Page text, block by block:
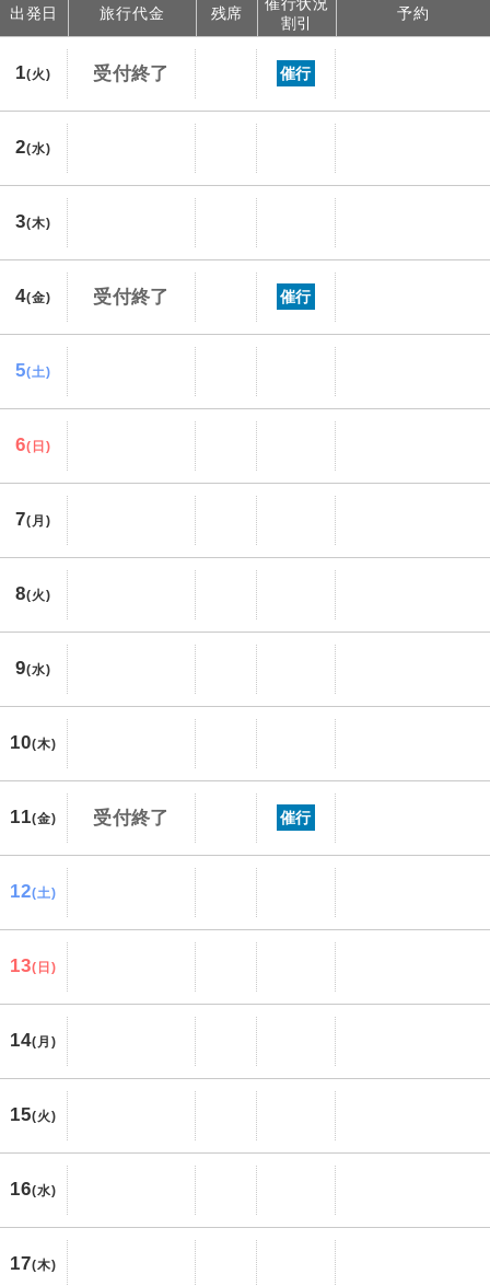
出発日 旅行代金 残席
割引
予約
1(火) 受付終了 催行
2(水)
3(木)
4(金) 受付終了 催行
5(土)
6(日)
7(月)
8(火)
9(水)
10(木)
11(金) 受付終了 催行
12(土)
13(日)
14(月)
15(火)
16(水)
17(木)